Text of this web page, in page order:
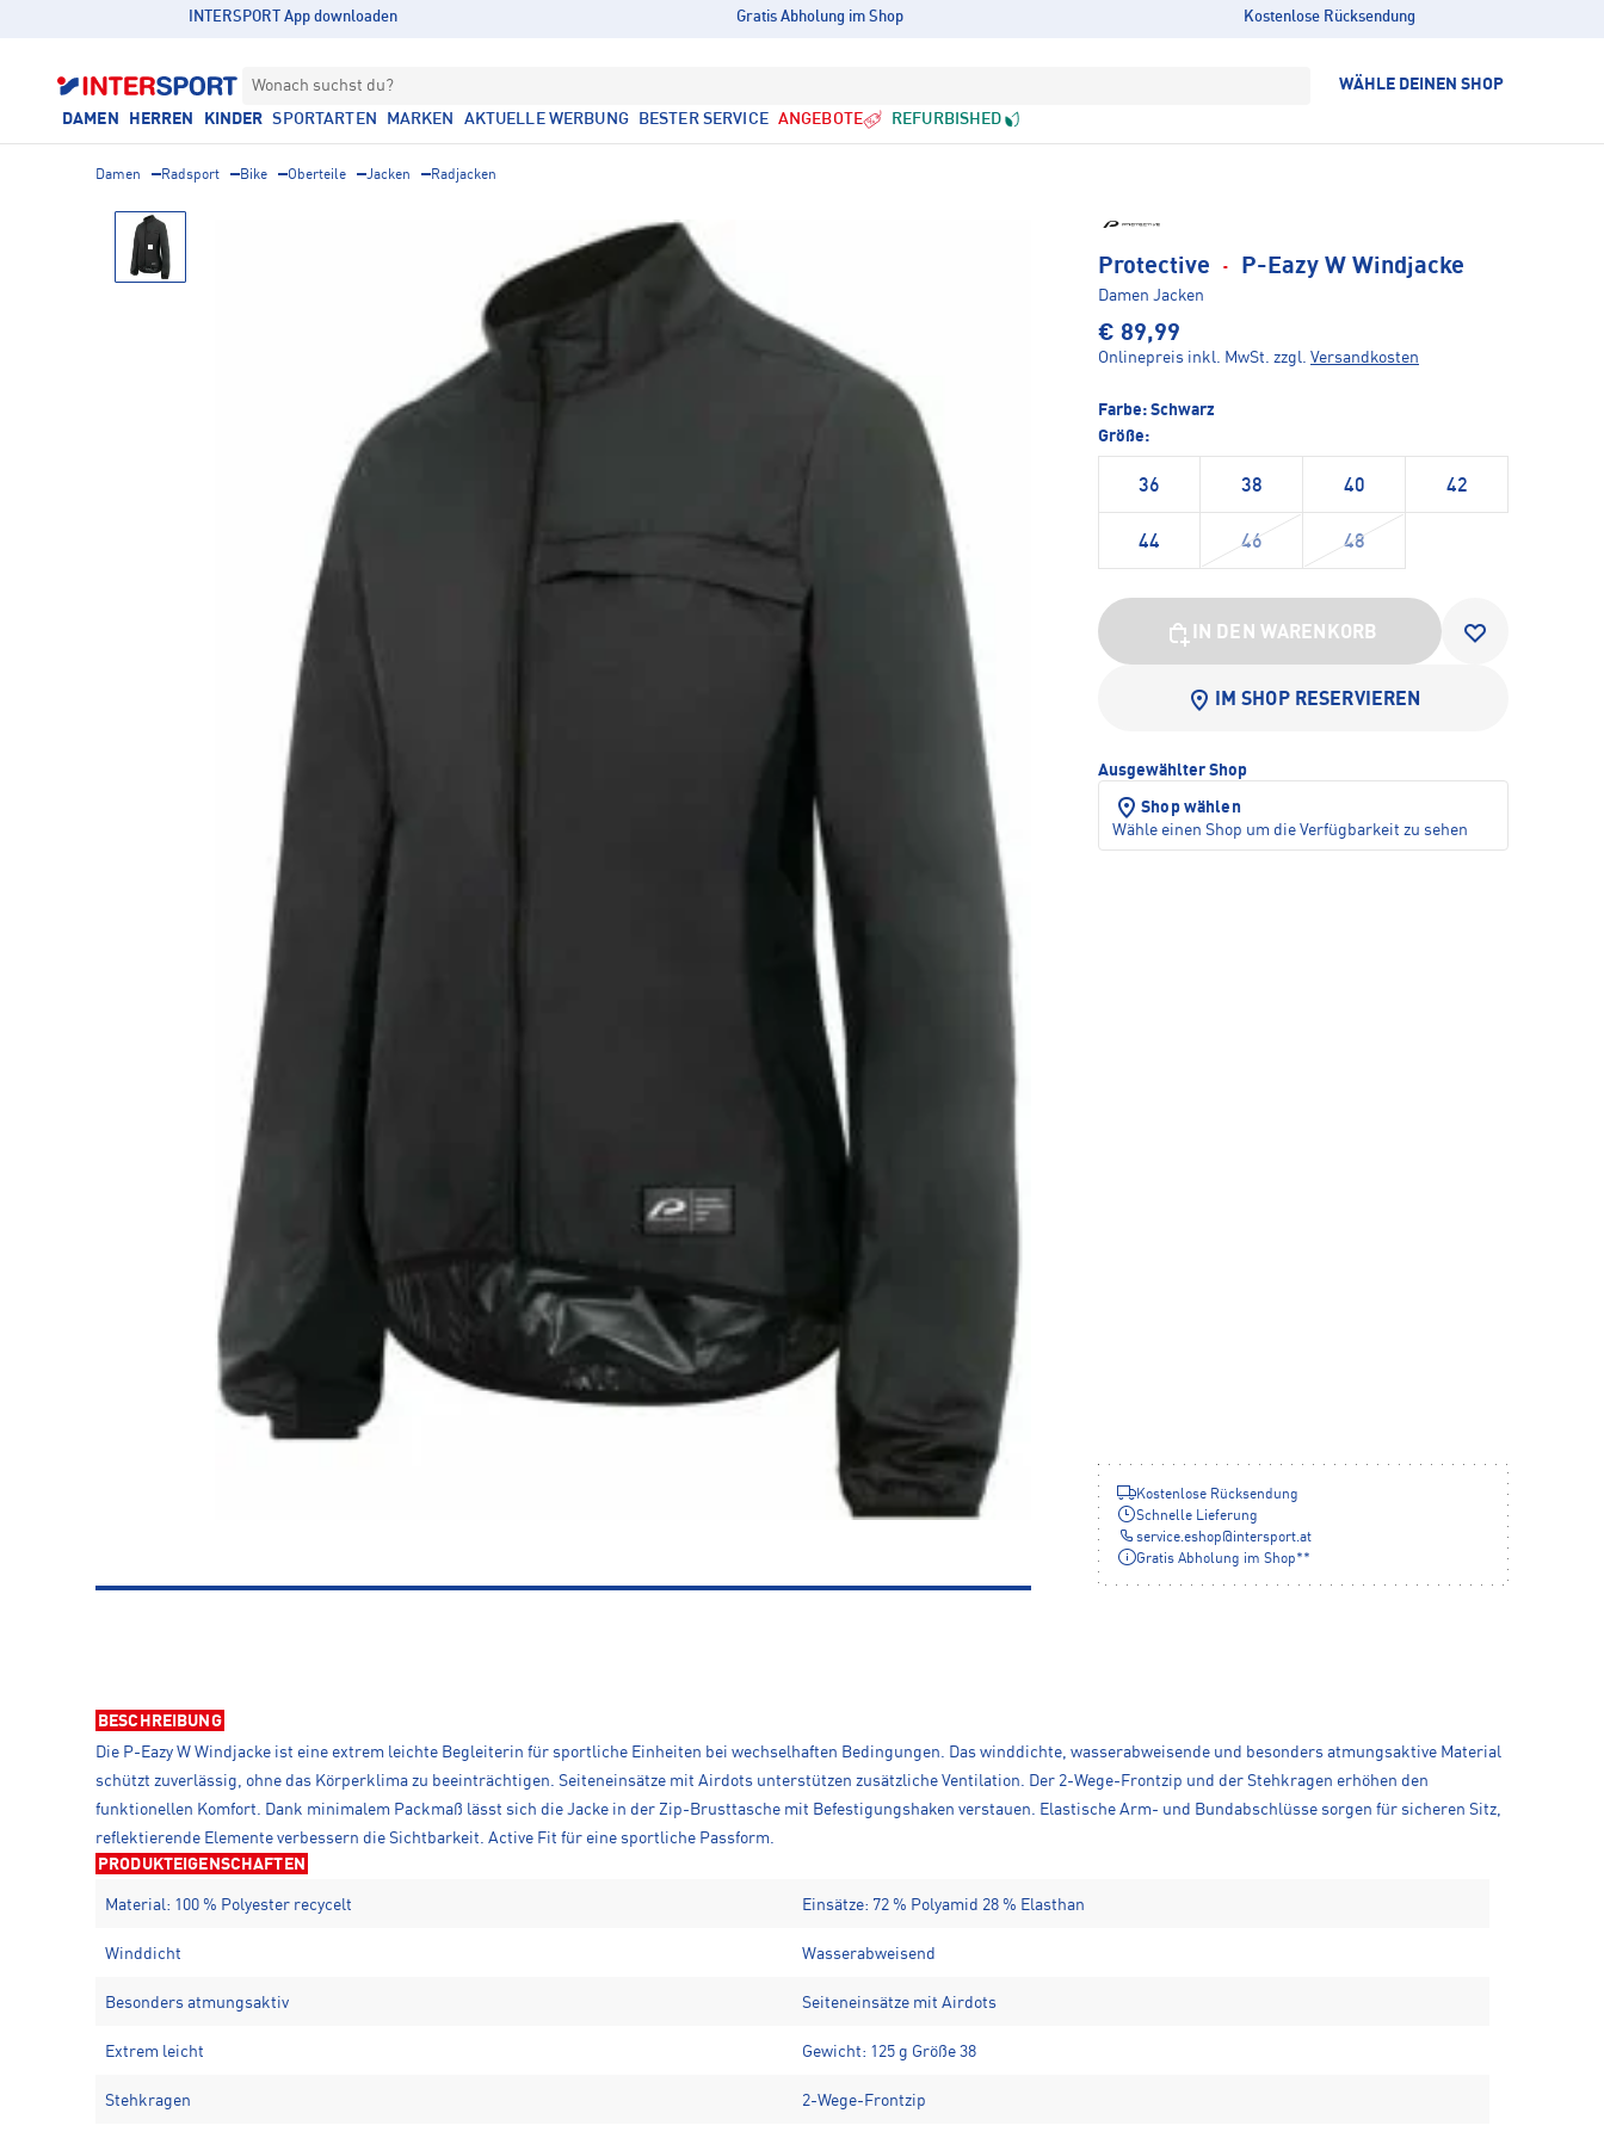
INTERSPORT App downloaden Gratis Abholung im Shop Kostenlose Rücksendung
Wonach suchst du? WÄHLE DEINEN SHOP
DAMEN HERREN KINDER SPORTARTEN MARKEN AKTUELLE WERBUNG BESTER SERVICE ANGEBOTE REFURBISHED
Damen Radsport Bike Oberteile Jacken Radjacken
Protective · P-Eazy W Windjacke
Damen Jacken
€ 89,99
Onlinepreis inkl. MwSt. zzgl. Versandkosten
Farbe: Schwarz
Größe:
36 38 40 42
44 46 48
IN DEN WARENKORB
IM SHOP RESERVIEREN
Ausgewählter Shop
Shop wählen
Wähle einen Shop um die Verfügbarkeit zu sehen
Kostenlose Rücksendung
Schnelle Lieferung
service.eshop@ intersport.at
Gratis Abholung im Shop**
BESCHREIBUNG
Die P-Eazy W Windjacke ist eine extrem leichte Begleiterin für sportliche Einheiten bei wechselhaften Bedingungen. Das winddichte, wasserabweisende und besonders atmungsaktive Material
schützt zuverlässig, ohne das Körperklima zu beeinträchtigen. Seiteneinsätze mit Airdots unterstützen zusätzliche Ventilation. Der 2-Wege-Frontzip und der Stehkragen erhöhen den
funktionellen Komfort. Dank minimalem Packmaß lässt sich die Jacke in der Zip-Brusttasche mit Befestigungshaken verstauen. Elastische Arm- und Bundabschlüsse sorgen für sicheren Sitz,
reflektierende Elemente verbessern die Sichtbarkeit. Active Fit für eine sportliche Passform.
PRODUKTEIGENSCHAFTEN
Material: 100 % Polyester recycelt Einsätze: 72 % Polyamid 28 % Elasthan
Winddicht Wasserabweisend
Besonders atmungsaktiv Seiteneinsätze mit Airdots
Extrem leicht Gewicht: 125 g Größe 38
Stehkragen 2-Wege-Frontzip